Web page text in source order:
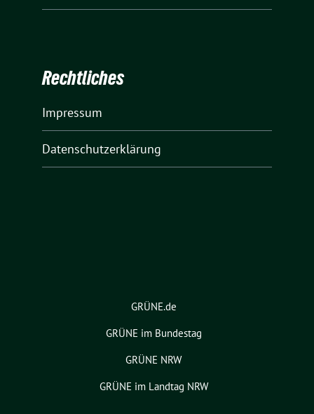
Rechtliches
Impressum
Datenschutzerklärung
GRÜNE.de
GRÜNE im Bundestag
GRÜNE NRW
GRÜNE im Landtag NRW